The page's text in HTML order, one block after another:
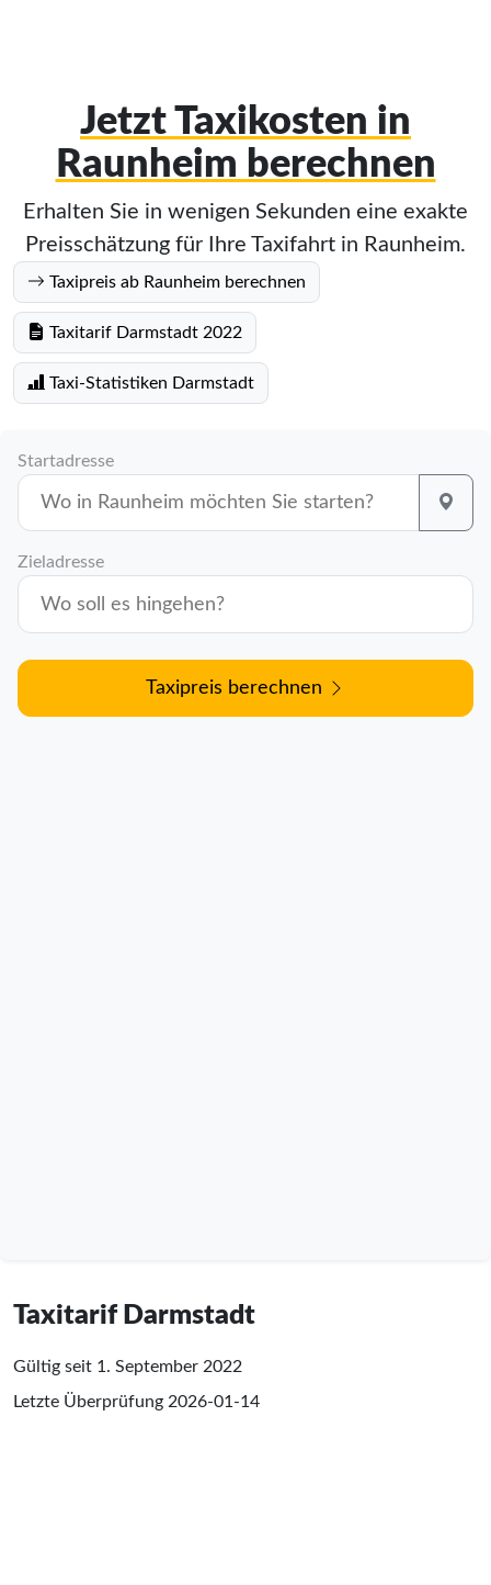
Jetzt Taxikosten in
Raunheim berechnen
Erhalten Sie in wenigen Sekunden eine exakte
Preisschätzung für Ihre Taxifahrt in Raunheim.
Taxipreis ab Raunheim berechnen
Taxitarif Darmstadt 2022
Taxi-Statistiken Darmstadt
Startadresse
Zieladresse
Taxipreis berechnen
Taxitarif Darmstadt
Gültig seit 1. September 2022
Letzte Überprüfung 2026-01-14